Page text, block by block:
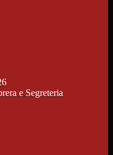
e Segreteria